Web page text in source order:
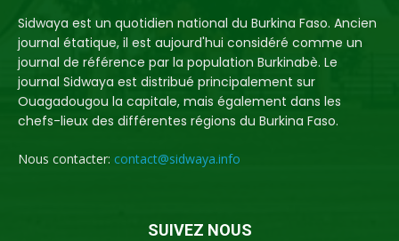
Sidwaya est un quotidien national du Burkina Faso. Ancien
journal étatique, il est aujourd'hui considéré comme un
journal de référence par la population Burkinabè. Le
journal Sidwaya est distribué principalement sur
Ouagadougou la capitale, mais également dans les
chefs-lieux des différentes régions du Burkina Faso.
Nous contacter: contact@sidwaya.info
SUIVEZ NOUS